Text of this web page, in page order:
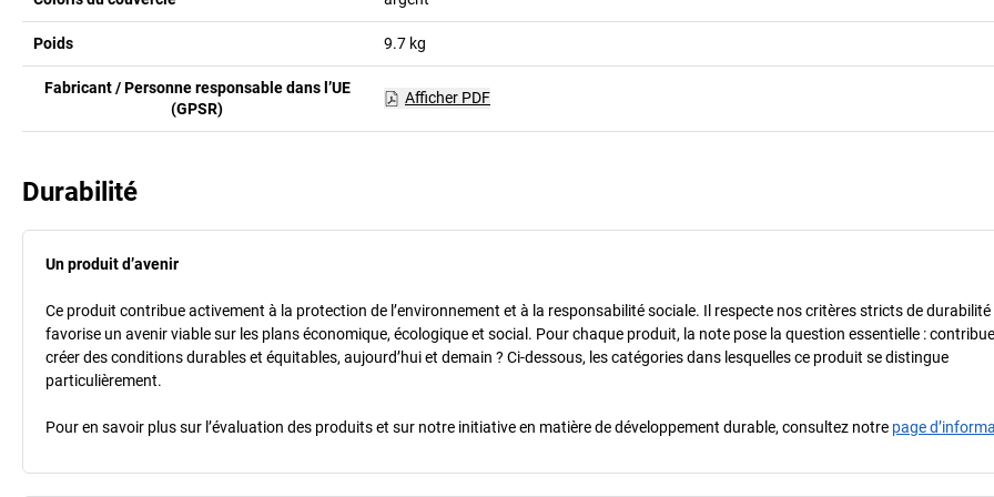
Poids 9.7 kg
Fabricant / Personne responsable dans l’UE
(GPSR)
Afficher PDF
Durabilité
Un produit d’avenir
Ce produit contribue activement à la protection de l’environnement et à la responsabilité sociale. Il respecte nos critères stricts de durabilité
favorise un avenir viable sur les plans économique, écologique et social. Pour chaque produit, la note pose la question essentielle :
créer des conditions durables et équitables, aujourd’hui et demain ? Ci-dessous, les catégories dans lesquelles ce produit se distingue
particulièrement.
Pour en savoir plus sur l’évaluation des produits et sur notre initiative en matière de développement durable, consultez notre page